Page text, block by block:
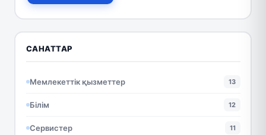
САНАТТАР
Мемлекеттік қызметтер 13
Білім 12
Сервистер 11